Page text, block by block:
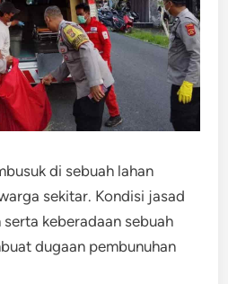
di sebuah lahan
sekitar. Kondisi jasad
keberadaan sebuah
dugaan pembunuhan